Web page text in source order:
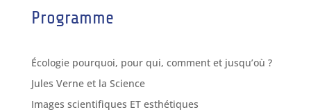
Programme
Écologie pourquoi, pour qui, comment et jusqu’où ?
Jules Verne et la Science
Images scientifiques ET esthétiques